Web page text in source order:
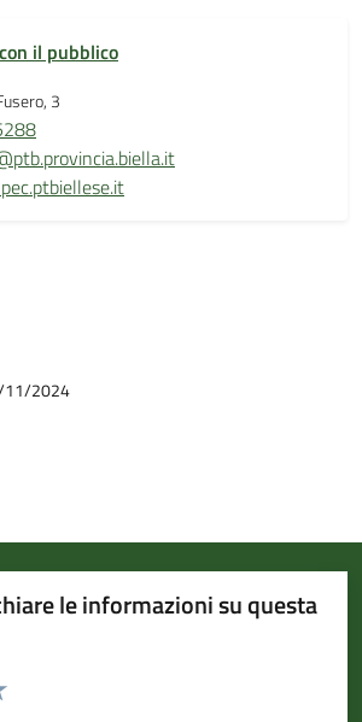
il pubblico
3
11/2024
le informazioni su questa
pagina